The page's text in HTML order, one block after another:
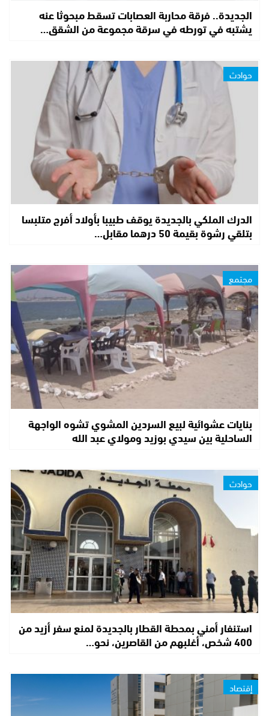
الجديدة.. فرقة محاربة العصابات تسقط مبحوثا عنه
يشتبه في تورطه في سرقة مجموعة من الشقق…
حوادث
الدرك الملكي بالجديدة يوقف طبيبا بأولاد أفرج متلبسا
بتلقي رشوة بقيمة 50 درهما مقابل…
مجتمع
بنايات عشوائية لبيع السردين المشوي تشوه الواجهة
الساحلية بين سيدي بوزيد ومولاي عبد الله
حوادث
استنفار أمني بمحطة القطار بالجديدة لمنع سفر أزيد من
400 شخص، أغلبهم من القاصرين، نحو…
إقتصاد